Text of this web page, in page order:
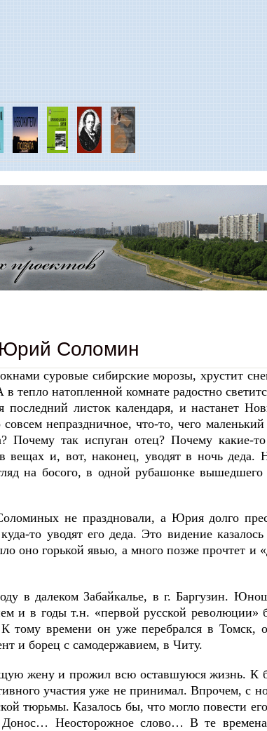
Соломин
суровые сибирские морозы, хрустит
натопленной комнате радостно
последний листок календаря, и настанет
совсем непраздничное, что-то, чего
так испуган отец? Почему какие-
и, вот, наконец, уводят в ночь деда.
на босого, в одной рубашонке
не праздновали, а Юрия долго
то уводят его деда. Это видение
оно горькой явью, а много позже прочтет и
в далеком Забайкалье, в г. Баргузин.
и в годы т.н. «первой русской революции»
тому времени он уже перебрался в Томск,
и борец с самодержавием, в Читу.
жену и прожил всю оставшуюся жизнь. К
участия уже не принимал. Впрочем, с
тюрьмы. Казалось бы, что могло повести
Неосторожное слово… В те